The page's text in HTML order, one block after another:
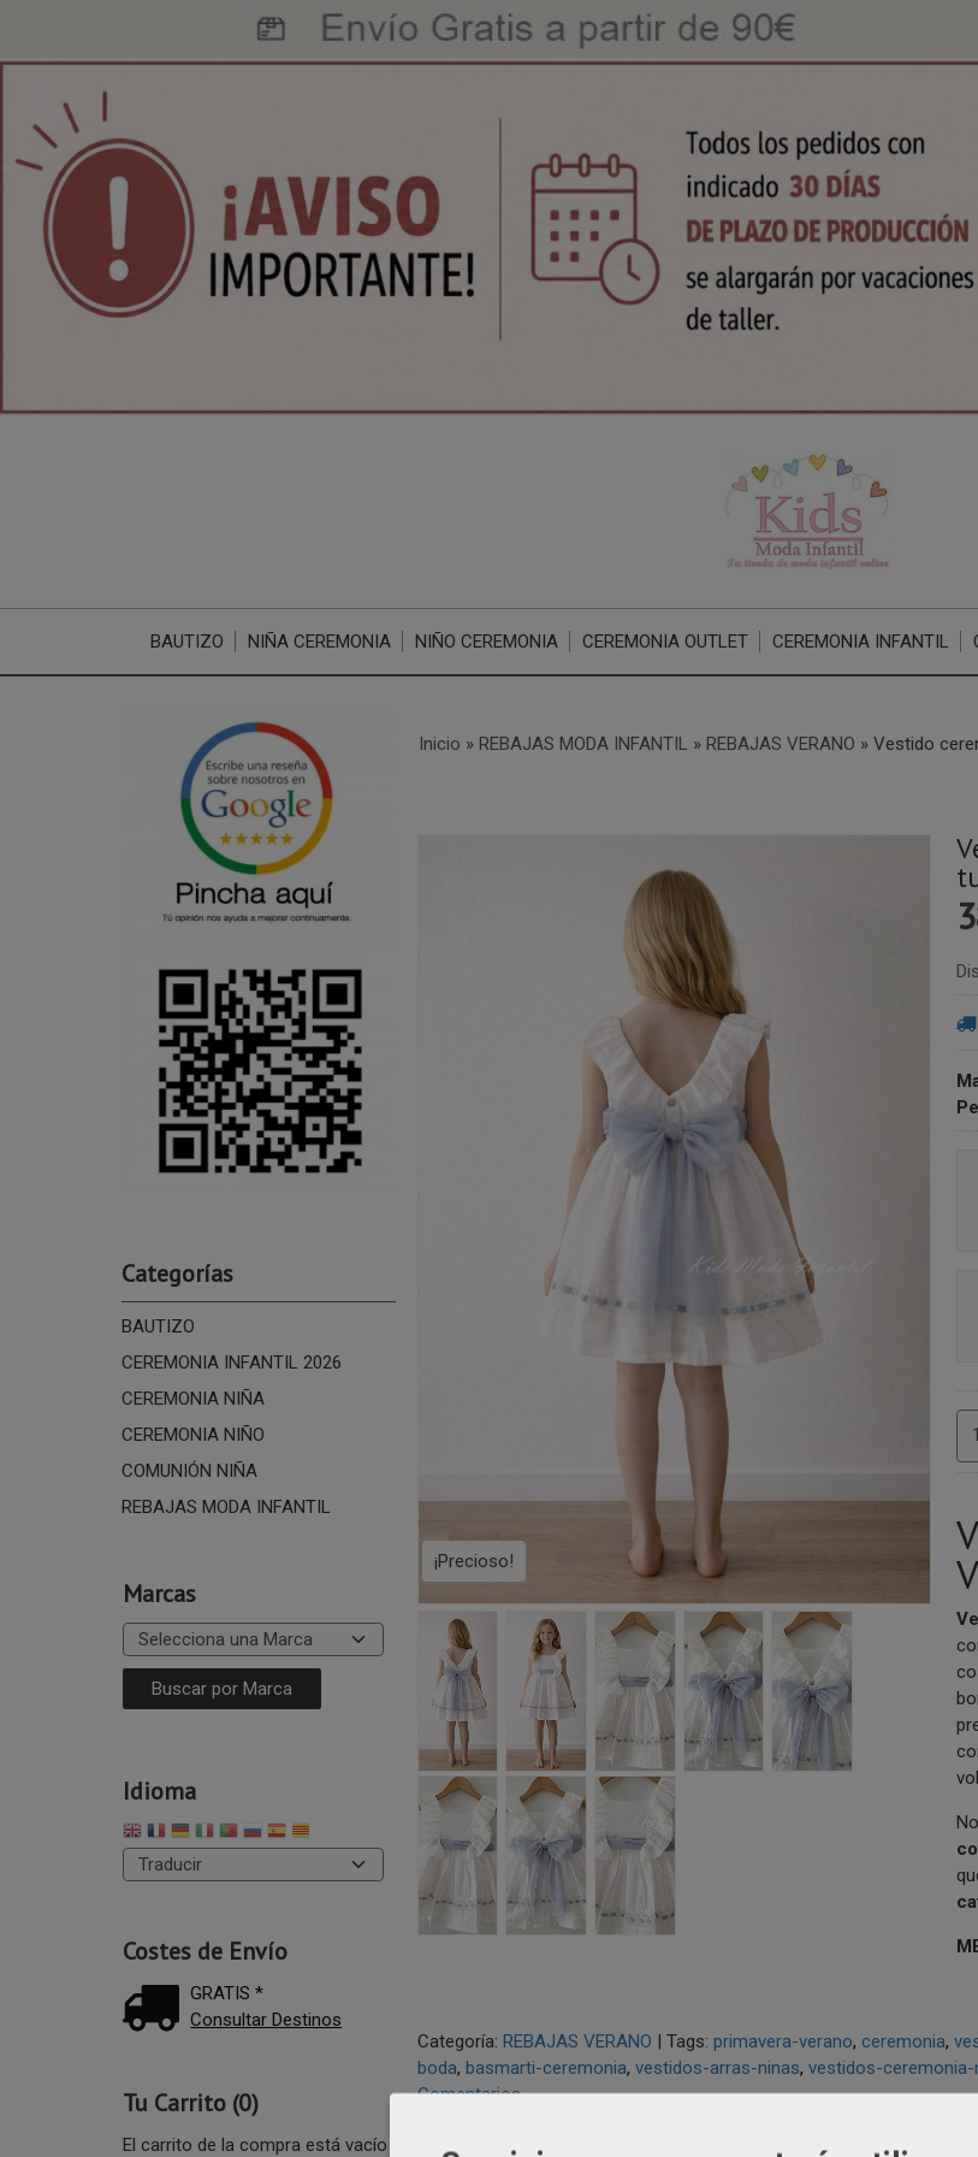
BAUTIZO NIÑA CEREMONIA NIÑO CEREMONIA CEREMONIA OUTLET CEREMONIA INFANTIL
Categorías
BAUTIZO
CEREMONIA INFANTIL 2026
CEREMONIA NIÑA
CEREMONIA NIÑO
COMUNIÓN NIÑA
REBAJAS MODA INFANTIL
Marcas
Idioma
Costes de Envío
GRATIS *
Consultar Destinos
Tu Carrito (0)
El carrito de la compra está vacío
Inicio » REBAJAS MODA INFANTIL » REBAJAS VERANO » Vestido
¡Precioso!
V
Categoría: REBAJAS VERANO | Tags: primavera-verano ceremonia
boda basmarti-ceremonia vestidos-arras-ninas vestidos-ceremonia-
Comentarios